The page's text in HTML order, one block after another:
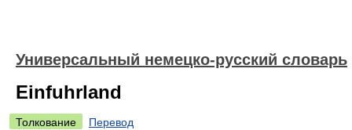
Универсальный немецко-русский словарь
Einfuhrland
Толкование
Перевод